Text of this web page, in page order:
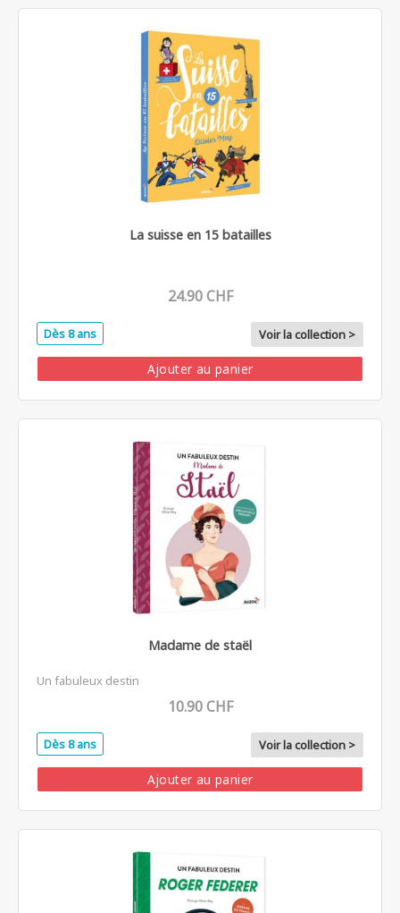
La suisse en 15 batailles
24.90 CHF
Dès 8 ans Voir la collection >
Ajouter au panier
Madame de staël
Un fabuleux destin
10.90 CHF
Dès 8 ans Voir la collection >
Ajouter au panier